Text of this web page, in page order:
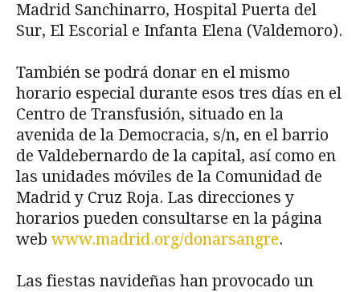
Madrid Sanchinarro, Hospital Puerta del
Sur, El Escorial e Infanta Elena (Valdemoro).
También se podrá donar en el mismo
horario especial durante esos tres días en el
Centro de Transfusión, situado en la
avenida de la Democracia, s/n, en el barrio
de Valdebernardo de la capital, así como en
las unidades móviles de la Comunidad de
Madrid y Cruz Roja. Las direcciones y
horarios pueden consultarse en la página
web www.madrid.org/donarsangre.
Las fiestas navideñas han provocado un